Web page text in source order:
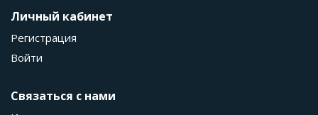
Личный кабинет
Регистрация
Войти
Связаться с нами